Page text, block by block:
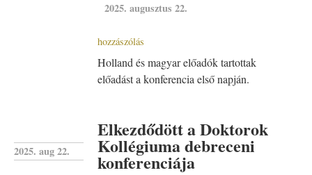
2025. augusztus 22.
hozzászólás
Holland és magyar előadók tartottak
előadást a konferencia első napján.
2025. aug 22.
Elkezdődött a Doktorok
Kollégiuma debreceni
konferenciája